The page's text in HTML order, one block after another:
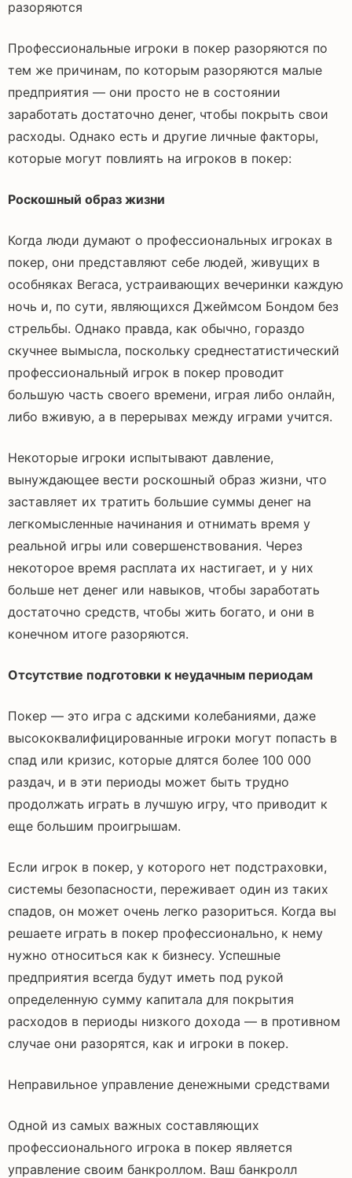
разоряются
Профессиональные игроки в покер разоряются по
тем же причинам, по которым разоряются малые
предприятия — они просто не в состоянии
заработать достаточно денег, чтобы покрыть свои
расходы. Однако есть и другие личные факторы,
которые могут повлиять на игроков в покер:
Роскошный образ жизни
Когда люди думают о профессиональных игроках в
покер, они представляют себе людей, живущих в
особняках Вегаса, устраивающих вечеринки каждую
ночь и, по сути, являющихся Джеймсом Бондом без
стрельбы. Однако правда, как обычно, гораздо
скучнее вымысла, поскольку среднестатистический
профессиональный игрок в покер проводит
большую часть своего времени, играя либо онлайн,
либо вживую, а в перерывах между играми учится.
Некоторые игроки испытывают давление,
вынуждающее вести роскошный образ жизни, что
заставляет их тратить большие суммы денег на
легкомысленные начинания и отнимать время у
реальной игры или совершенствования. Через
некоторое время расплата их настигает, и у них
больше нет денег или навыков, чтобы заработать
достаточно средств, чтобы жить богато, и они в
конечном итоге разоряются.
Отсутствие подготовки к неудачным периодам
Покер — это игра с адскими колебаниями, даже
высококвалифицированные игроки могут попасть в
спад или кризис, которые длятся более 100 000
раздач, и в эти периоды может быть трудно
продолжать играть в лучшую игру, что приводит к
еще большим проигрышам.
Если игрок в покер, у которого нет подстраховки,
системы безопасности, переживает один из таких
спадов, он может очень легко разориться. Когда вы
решаете играть в покер профессионально, к нему
нужно относиться как к бизнесу. Успешные
предприятия всегда будут иметь под рукой
определенную сумму капитала для покрытия
расходов в периоды низкого дохода — в противном
случае они разорятся, как и игроки в покер.
Неправильное управление денежными средствами
Одной из самых важных составляющих
профессионального игрока в покер является
управление своим банкроллом. Ваш банкролл